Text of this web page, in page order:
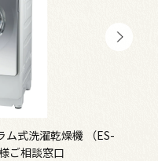
ム式洗濯乾燥機 （ES-
ご相談窓口